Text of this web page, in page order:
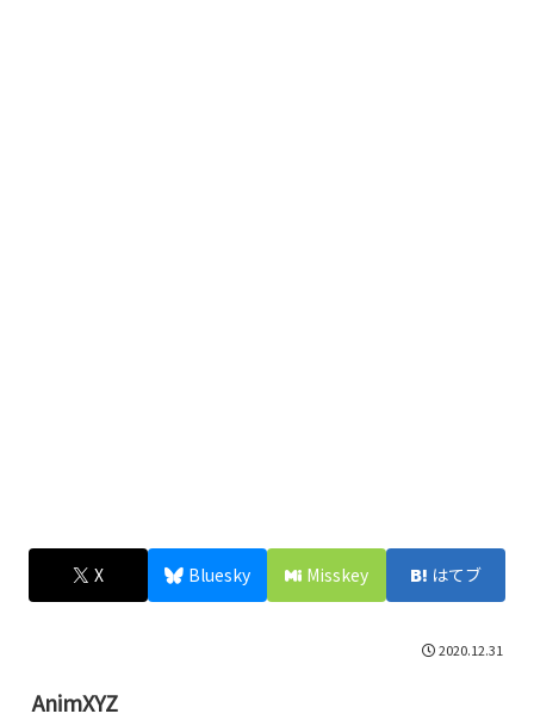
X Bluesky Misskey はてブ
2020.12.31
AnimXYZ